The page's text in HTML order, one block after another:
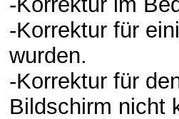
-Korrektur für
wurden.
-Korrektur für
Bildschirm nicht